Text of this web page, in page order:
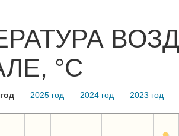
°C
2025 год 2024 год 2023 год